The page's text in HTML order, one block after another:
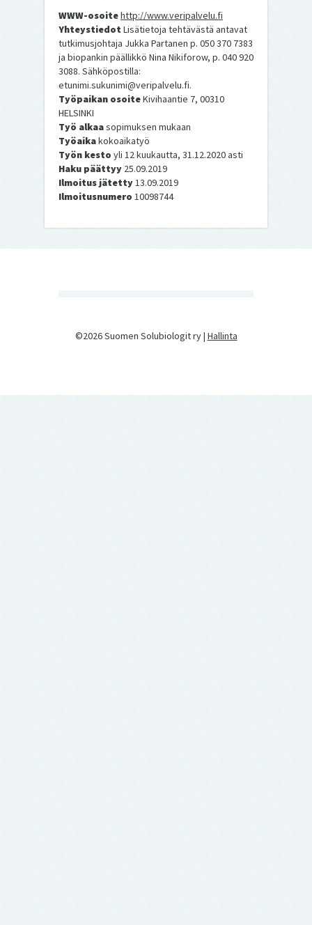
WWW-osoitehttp://www.veripalvelu.fi
Yhteystiedot Lisätietoja tehtävästä antavat
tutkimusjohtaja Jukka Partanen p. 050 370 7383
ja biopankin päällikkö Nina Nikiforow, p. 040 920
3088. Sähköpostilla:
etunimi.sukunimi@veripalvelu.fi.
Työpaikan osoiteKivihaantie 7, 00310
HELSINKI
Työ alkaasopimuksen mukaan
Työaikakokoaikatyö
Työn kesto yli 12 kuukautta, 31.12.2020 asti
Haku päättyy 25.09.2019
Ilmoitus jätetty13.09.2019
Ilmoitusnumero 10098744
©2026 Suomen Solubiologit ry | Hallinta